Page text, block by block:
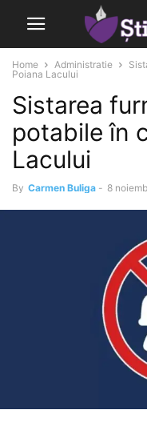
Home Administratie
Poiana Lacului
Sistarea
potabile în
Lacului
By Carmen Buliga - 8